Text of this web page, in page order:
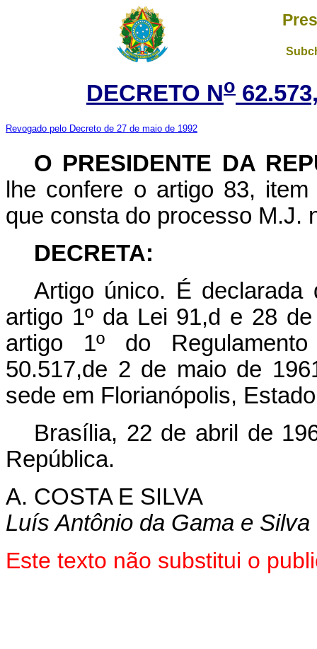
DECRETO No
Revogado pelo Decreto de 27 de maio de 1992
O PRESIDENTE DA
lhe confere o artigo 83,
que consta do processo M.J.
DECRETA:
Artigo único. É declarada
artigo 1º da Lei 91,d e 28
artigo 1º do
50.517,de 2 de maio de
sede em Florianópolis,
Brasília, 22 de abril de
República.
A. COSTA E SILVA
Luís Antônio da Gama e Silva
Este texto não substitui o